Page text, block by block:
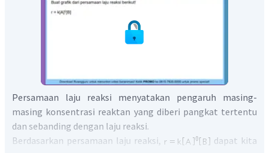
Persamaan laju reaksi menyatakan pengaruh masing-
masing konsentrasi reaktan yang diberi pangkat tertentu
dan sebanding dengan laju reaksi.
Berdasarkan persamaan laju reaksi,
dapat kita